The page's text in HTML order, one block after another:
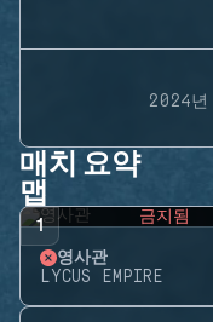
2024
매치 요약
맵
1 금지됨
영사관
LYCUS EMPIRE